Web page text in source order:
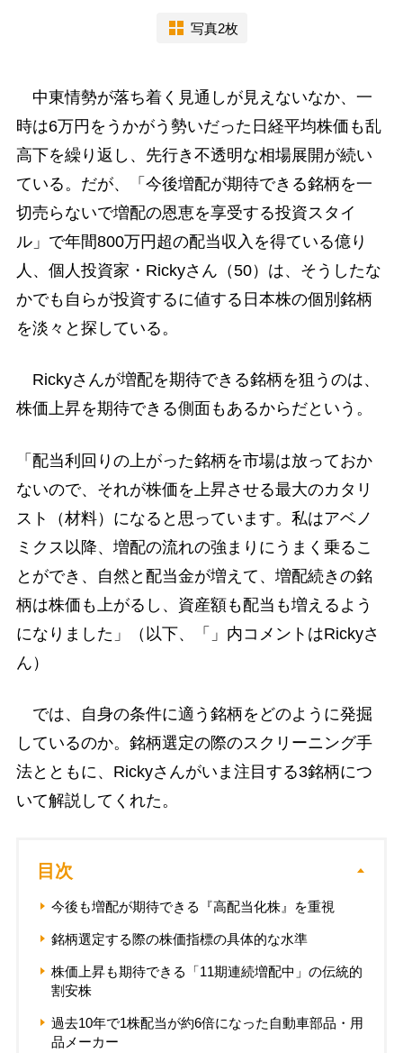
写真2枚
中東情勢が落ち着く見通しが見えないなか、一
時は6万円をうかがう勢いだった日経平均株価も乱
高下を繰り返し、先行き不透明な相場展開が続い
ている。だが、「今後増配が期待できる銘柄を一
切売らないで増配の恩恵を享受する投資スタイ
ル」で年間800万円超の配当収入を得ている億り
人、個人投資家・Rickyさん（50）は、そうしたな
かでも自らが投資するに値する日本株の個別銘柄
を淡々と探している。
Rickyさんが増配を期待できる銘柄を狙うのは、
株価上昇を期待できる側面もあるからだという。
「配当利回りの上がった銘柄を市場は放っておか
ないので、それが株価を上昇させる最大のカタリ
スト（材料）になると思っています。私はアベノ
ミクス以降、増配の流れの強まりにうまく乗るこ
とができ、自然と配当金が増えて、増配続きの銘
柄は株価も上がるし、資産額も配当も増えるよう
になりました」（以下、「」内コメントはRickyさ
ん）
では、自身の条件に適う銘柄をどのように発掘
しているのか。銘柄選定の際のスクリーニング手
法とともに、Rickyさんがいま注目する3銘柄につ
いて解説してくれた。
目次
今後も増配が期待できる『高配当化株』を重視
銘柄選定する際の株価指標の具体的な水準
株価上昇も期待できる「11期連続増配中」の伝統的
割安株
過去10年で1株配当が約6倍になった自動車部品・用
品メーカー